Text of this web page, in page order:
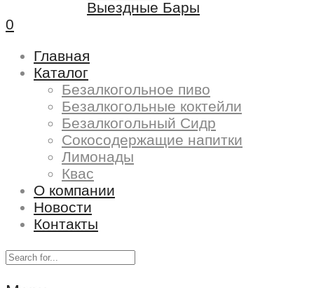
0
Главная
Каталог
Безалкогольное пиво
Безалкогольные коктейли
Безалкогольный Сидр
Сокосодержащие напитки
Лимонады
Квас
О компании
Новости
Контакты